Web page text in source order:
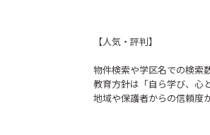
【人気・評判】
物件検索や学区名での検索
教育方針は「自ら学び、心
地域や保護者からの信頼度